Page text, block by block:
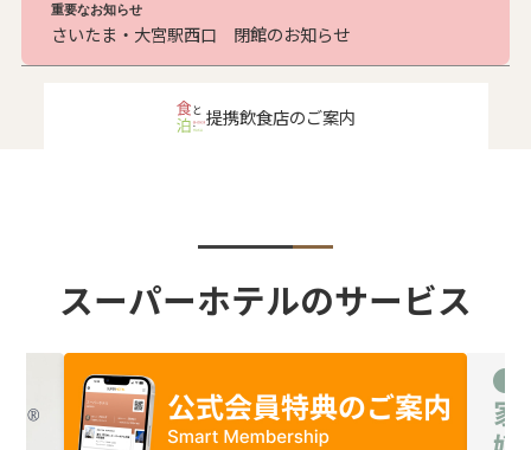
重要なお知らせ
さいたま・大宮駅西口 閉館のお知らせ
提携飲食店のご案内
スーパーホテルのサービス